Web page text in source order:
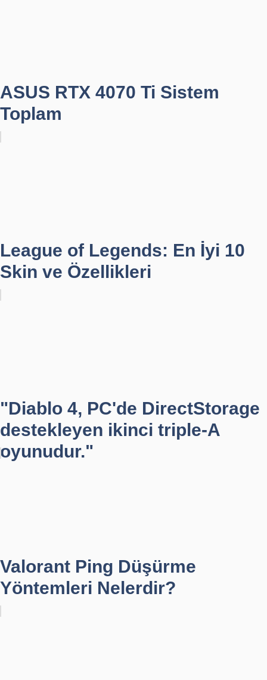
ASUS RTX 4070 Ti Sistem
Toplam
League of Legends: En İyi 10
Skin ve Özellikleri
"Diablo 4, PC'de DirectStorage
destekleyen ikinci triple-A
oyunudur."
Valorant Ping Düşürme
Yöntemleri Nelerdir?